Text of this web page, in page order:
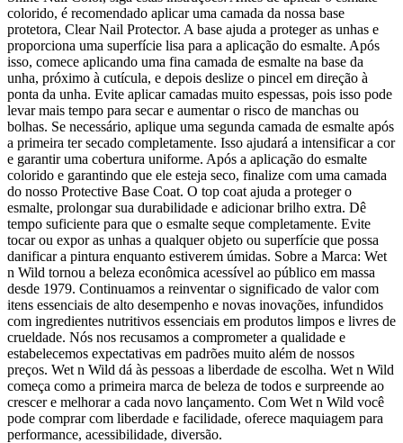
colorido, é recomendado aplicar uma camada da nossa base
protetora, Clear Nail Protector. A base ajuda a proteger as unhas e
proporciona uma superfície lisa para a aplicação do esmalte. Após
isso, comece aplicando uma fina camada de esmalte na base da
unha, próximo à cutícula, e depois deslize o pincel em direção à
ponta da unha. Evite aplicar camadas muito espessas, pois isso pode
levar mais tempo para secar e aumentar o risco de manchas ou
bolhas. Se necessário, aplique uma segunda camada de esmalte após
a primeira ter secado completamente. Isso ajudará a intensificar a cor
e garantir uma cobertura uniforme. Após a aplicação do esmalte
colorido e garantindo que ele esteja seco, finalize com uma camada
do nosso Protective Base Coat. O top coat ajuda a proteger o
esmalte, prolongar sua durabilidade e adicionar brilho extra. Dê
tempo suficiente para que o esmalte seque completamente. Evite
tocar ou expor as unhas a qualquer objeto ou superfície que possa
danificar a pintura enquanto estiverem úmidas. Sobre a Marca: Wet
n Wild tornou a beleza econômica acessível ao público em massa
desde 1979. Continuamos a reinventar o significado de valor com
itens essenciais de alto desempenho e novas inovações, infundidos
com ingredientes nutritivos essenciais em produtos limpos e livres de
crueldade. Nós nos recusamos a comprometer a qualidade e
estabelecemos expectativas em padrões muito além de nossos
preços. Wet n Wild dá às pessoas a liberdade de escolha. Wet n Wild
começa como a primeira marca de beleza de todos e surpreende ao
crescer e melhorar a cada novo lançamento. Com Wet n Wild você
pode comprar com liberdade e facilidade, oferece maquiagem para
performance, acessibilidade, diversão.